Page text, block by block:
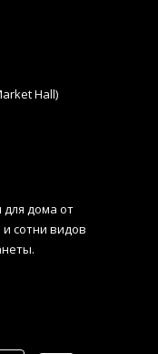
Hall)
дома от
сотни видов